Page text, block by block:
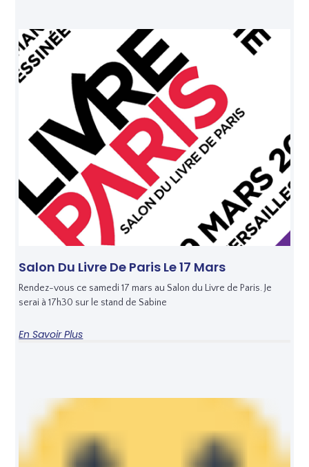
Salon Du Livre De Paris Le 17 Mars
Rendez-vous ce samedi 17 mars au Salon du Livre de Paris. Je
serai à 17h30 sur le stand de Sabine
En Savoir Plus